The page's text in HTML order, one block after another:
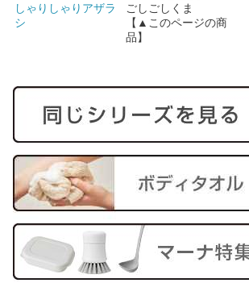
しゃりしゃりアザラ
シ
ごしごしくま
【▲このページの商
品】